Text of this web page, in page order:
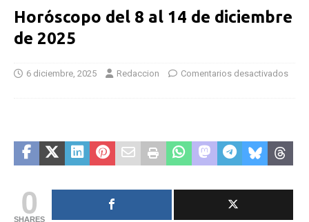
Horóscopo del 8 al 14 de diciembre
de 2025
6 diciembre, 2025 Redaccion Comentarios desactivados
0
SHARES